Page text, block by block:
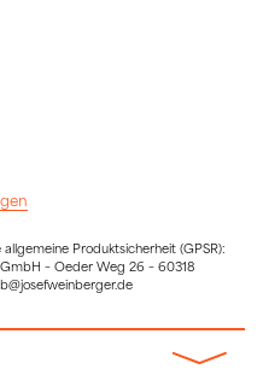
Produktsicherheit (GPSR):
– Oeder Weg 26 – 60318